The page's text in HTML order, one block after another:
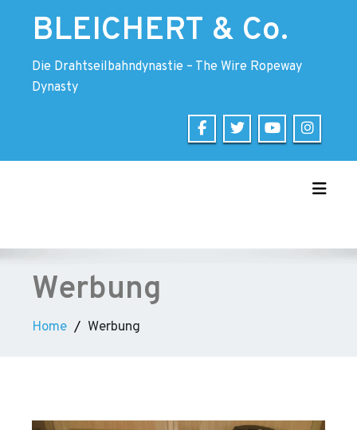
BLEICHERT & Co.
Die Drahtseilbahndynastie – The Wire Ropeway
Dynasty
Werbung
Home Werbung